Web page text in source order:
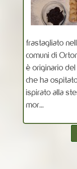
frastagliato
comuni di
è originario
che ha
ispirato alla
mor...